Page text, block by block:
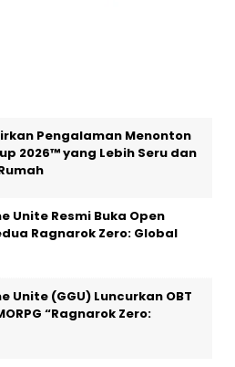
Pengalaman Menonton
2026™ yang Lebih Seru dan
Unite Resmi Buka Open
Ragnarok Zero: Global
Unite (GGU) Luncurkan OBT
“Ragnarok Zero: